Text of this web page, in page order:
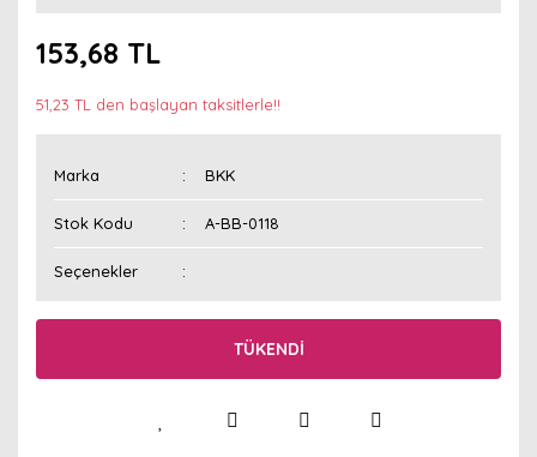
153,68 TL
51,23 TL den başlayan taksitlerle!!
Marka BKK
Stok Kodu A-BB-0118
Seçenekler
TÜKENDİ